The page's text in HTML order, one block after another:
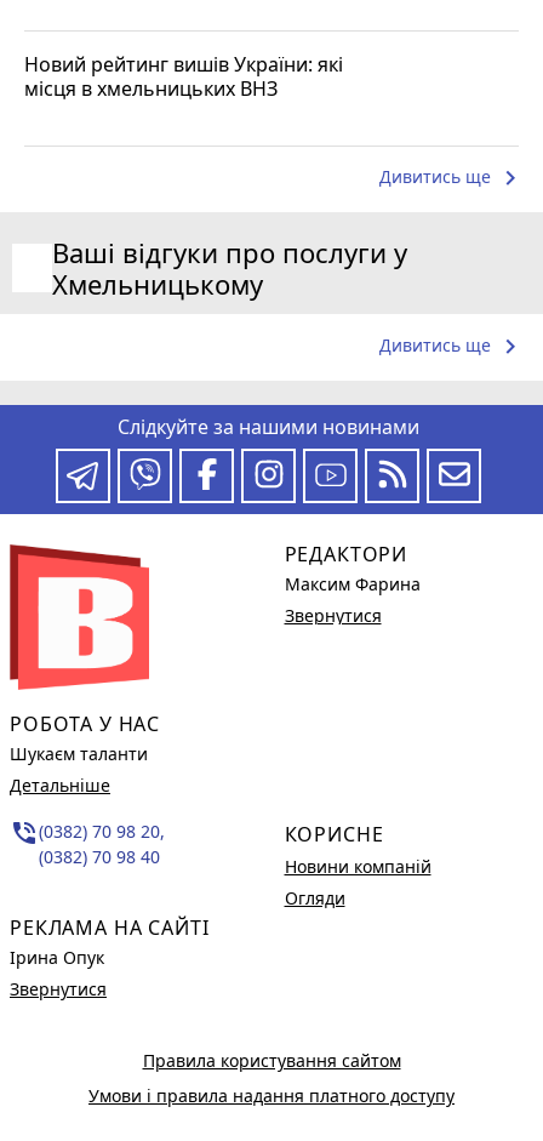
Новий рейтинг вишів України: які
місця в хмельницьких ВНЗ
Дивитись ще keyboard_arrow_right
Ваші відгуки про послуги у
Хмельницькому
Дивитись ще keyboard_arrow_right
Слідкуйте за нашими новинами
РОБОТА У НАС
Шукаєм таланти
Детальніше
phone_in_talk(0382) 70 98 20,
(0382) 70 98 40
РЕКЛАМА НА САЙТІ
Ірина Опук
Звернутися
РЕДАКТОРИ
Максим Фарина
Звернутися
КОРИСНЕ
Новини компаній
Огляди
Правила користування сайтом
Умови і правила надання платного доступу